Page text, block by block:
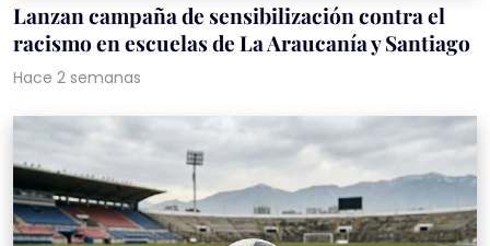
Lanzan campaña de sensibilización contra el
racismo en escuelas de La Araucanía y Santiago
Hace 2 semanas